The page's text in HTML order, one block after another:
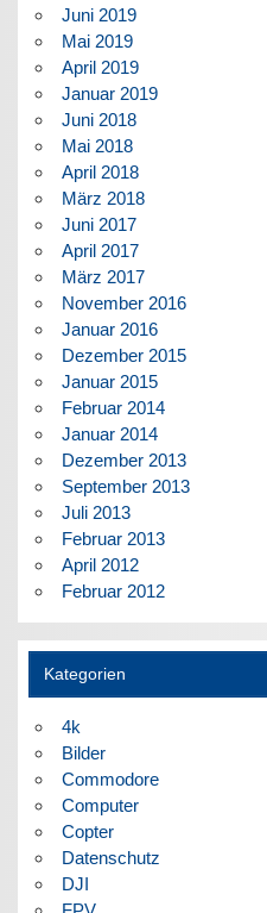
Juni 2019
Mai 2019
April 2019
Januar 2019
Juni 2018
Mai 2018
April 2018
März 2018
Juni 2017
April 2017
März 2017
November 2016
Januar 2016
Dezember 2015
Januar 2015
Februar 2014
Januar 2014
Dezember 2013
September 2013
Juli 2013
Februar 2013
April 2012
Februar 2012
Kategorien
4k
Bilder
Commodore
Computer
Copter
Datenschutz
DJI